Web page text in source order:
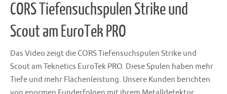
CORS Tiefensuchspulen Strike und
Scout am EuroTek PRO
Das Video zeigt die CORS Tiefensuchspulen Strike und
Scout am Teknetics EuroTek PRO. Diese Spulen haben mehr
Tiefe und mehr Flächenleistung. Unsere Kunden berichten